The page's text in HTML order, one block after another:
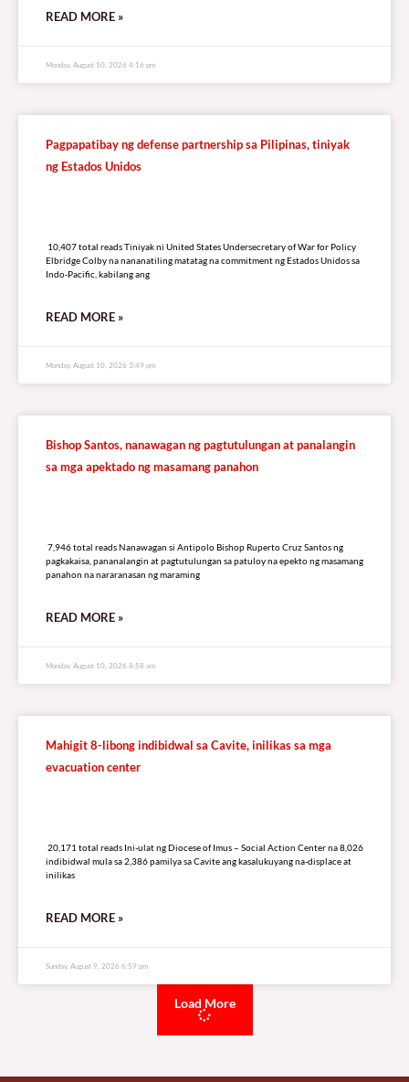
READ MORE »
Monday, August 10, 2026 4:16 pm
Pagpapatibay ng defense partnership sa Pilipinas, tiniyak
ng Estados Unidos
10,407 total reads Tiniyak ni United States Undersecretary of War for Policy
Elbridge Colby na nananatiling matatag na commitment ng Estados Unidos sa
Indo-Pacific, kabilang ang
READ MORE »
Monday, August 10, 2026 3:49 pm
Bishop Santos, nanawagan ng pagtutulungan at panalangin
sa mga apektado ng masamang panahon
7,946 total reads Nanawagan si Antipolo Bishop Ruperto Cruz Santos ng
pagkakaisa, pananalangin at pagtutulungan sa patuloy na epekto ng masamang
panahon na nararanasan ng maraming
READ MORE »
Monday, August 10, 2026 8:58 am
Mahigit 8-libong indibidwal sa Cavite, inilikas sa mga
evacuation center
20,171 total reads Ini-ulat ng Diocese of Imus – Social Action Center na 8,026
indibidwal mula sa 2,386 pamilya sa Cavite ang kasalukuyang na-displace at
inilikas
READ MORE »
Sunday, August 9, 2026 6:59 pm
Load More